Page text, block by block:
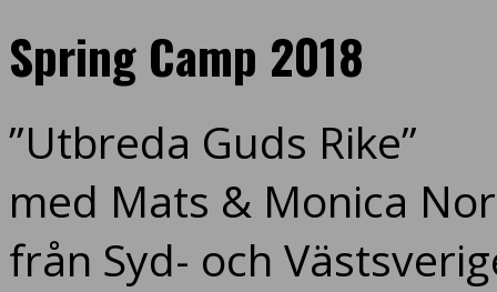
Spring Camp 2018
”Utbreda Guds Rike”
med Mats & Monica
från Syd- och